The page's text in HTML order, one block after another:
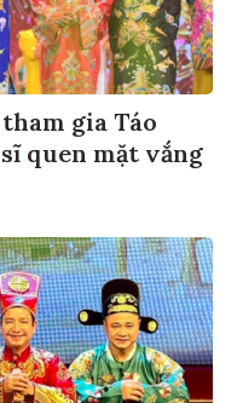
gia Táo
quen mặt vắng